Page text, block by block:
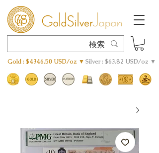
Gold : $4346.50 USD/oz ▼ Silver : $63.82 USD/oz ▼